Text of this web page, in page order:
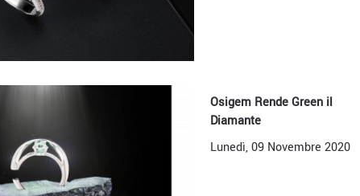
Osigem Rende Green il
Diamante
Lunedì, 09 Novembre 2020